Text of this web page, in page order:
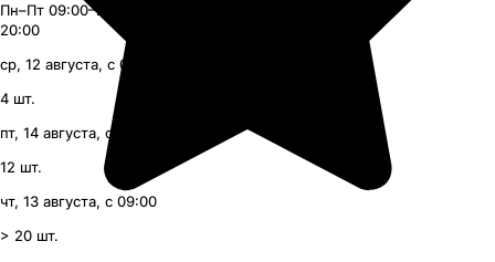
Пн–Пт 09:00–21:00, Сб–Вс 09:00–
20:00
ср, 12 августа, с 09:00
4 шт.
пт, 14 августа, с 09:00
12 шт.
чт, 13 августа, с 09:00
> 20 шт.